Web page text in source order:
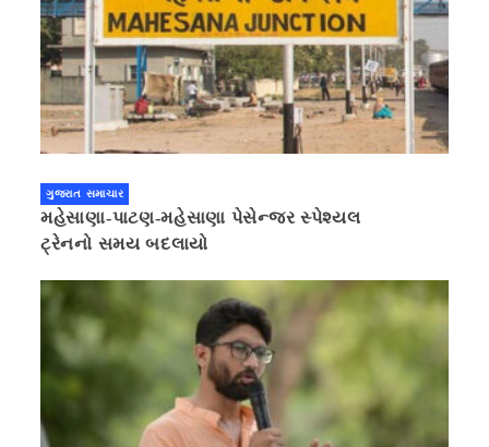
ગુજરાત સમાચાર
મહેસાણા-પાટણ-મહેસાણા પેસેન્જર સ્પેશ્યલ
ટ્રેનનો સમય બદલાયો